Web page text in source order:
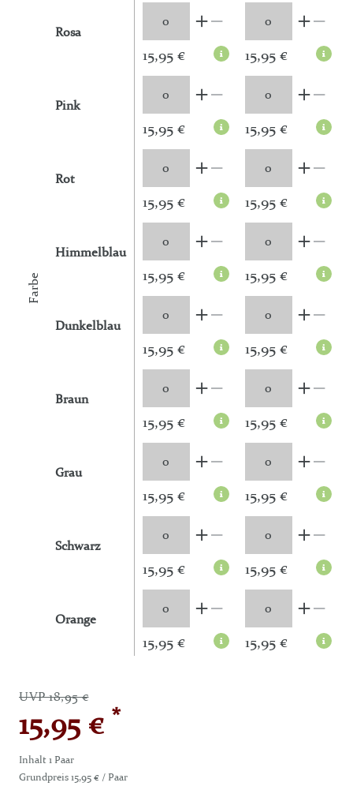
Farbe
Rosa
15,95 € 15,95 €
Pink
15,95 € 15,95 €
Rot
15,95 € 15,95 €
Himmelblau
15,95 € 15,95 €
Dunkelblau
15,95 € 15,95 €
Braun
15,95 € 15,95 €
Grau
15,95 € 15,95 €
Schwarz
15,95 € 15,95 €
Orange
15,95 € 15,95 €
UVP 18,95 €
15,95 € *
Inhalt1 Paar
Grundpreis15,95 € / Paar